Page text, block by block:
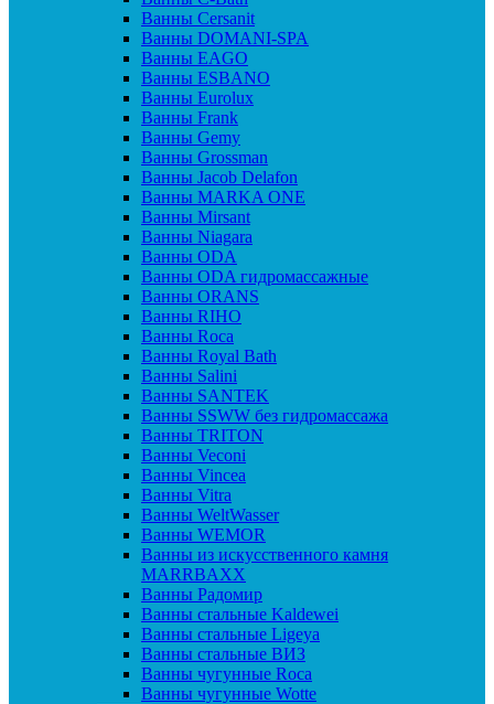
Ванны Cersanit
Ванны DOMANI-SPA
Ванны EAGO
Ванны ESBANO
Ванны Eurolux
Ванны Frank
Ванны Gemy
Ванны Grossman
Ванны Jacob Delafon
Ванны MARKA ONE
Ванны Mirsant
Ванны Niagara
Ванны ODA
Ванны ODA гидромассажные
Ванны ORANS
Ванны RIHO
Ванны Roca
Ванны Royal Bath
Ванны Salini
Ванны SANTEK
Ванны SSWW без гидромассажа
Ванны TRITON
Ванны Veconi
Ванны Vincea
Ванны Vitra
Ванны WeltWasser
Ванны WEMOR
Ванны из искусственного камня
MARRBAXX
Ванны Радомир
Ванны стальные Kaldewei
Ванны стальные Ligeya
Ванны стальные ВИЗ
Ванны чугунные Roca
Ванны чугунные Wotte